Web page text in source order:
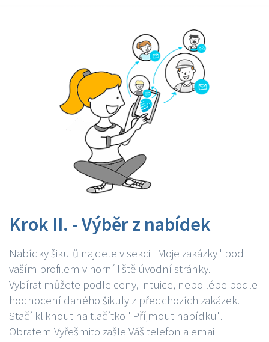
Krok II. - Výběr z nabídek
Nabídky šikulů najdete v sekci "Moje zakázky" pod
vaším profilem v horní liště úvodní stránky.
Vybírat můžete podle ceny, intuice, nebo lépe podle
hodnocení daného šikuly z předchozích zakázek.
Stačí kliknout na tlačítko "Příjmout nabídku".
Obratem Vyřešmito zašle Váš telefon a email